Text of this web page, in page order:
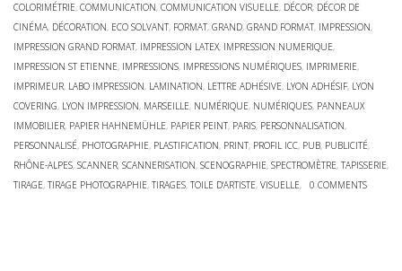
COLORIMÉTRIE, COMMUNICATION, COMMUNICATION VISUELLE, DÉCOR, DÉCOR DE
CINÉMA, DÉCORATION, ECO SOLVANT, FORMAT, GRAND, GRAND FORMAT, IMPRESSION,
IMPRESSION GRAND FORMAT, IMPRESSION LATEX, IMPRESSION NUMERIQUE,
IMPRESSION ST ETIENNE, IMPRESSIONS, IMPRESSIONS NUMÉRIQUES, IMPRIMERIE,
IMPRIMEUR, LABO IMPRESSION, LAMINATION, LETTRE ADHÉSIVE, LYON ADHÉSIF, LYON
COVERING, LYON IMPRESSION, MARSEILLE, NUMÉRIQUE, NUMÉRIQUES, PANNEAUX
IMMOBILIER, PAPIER HAHNEMÜHLE, PAPIER PEINT, PARIS, PERSONNALISATION,
PERSONNALISÉ, PHOTOGRAPHIE, PLASTIFICATION, PRINT, PROFIL ICC, PUB, PUBLICITÉ,
RHÔNE-ALPES, SCANNER, SCANNERISATION, SCENOGRAPHIE, SPECTROMÈTRE, TAPISSERIE,
TIRAGE, TIRAGE PHOTOGRAPHIE, TIRAGES, TOILE D'ARTISTE, VISUELLE, 0 COMMENTS